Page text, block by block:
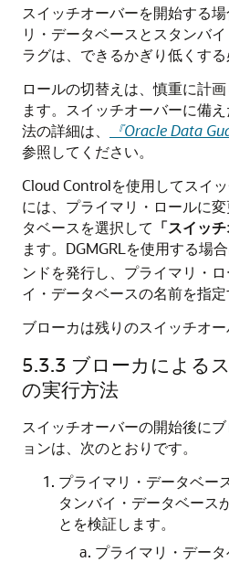
スイッチオーバーを開始する
リ・データベースとスタンバ
ラグは、できるかぎり低くする
ロールの切替えは、慎重に計
ます。スイッチオーバーに備
法の詳細は、
『Oracle Data
参照してください。
Cloud Controlを使用してスイ
には、プライマリ・ロールに
タベースを選択して 「スイッ
ます。DGMGRLを使用する場合
ンドを発行し、プライマリ・
イ・データベースの名前を指定
ブローカは残りのスイッチオー
5.3.3 ブローカによる
の実行方法
スイッチオーバーの開始後に
ョンは、次のとおりです。
プライマリ・データベー
タンバイ・データベース
とを検証します。
プライマリ・デー